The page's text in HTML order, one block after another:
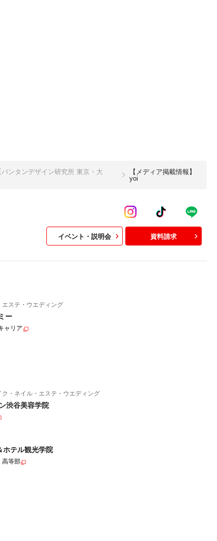
ンタンデザイン研究所 東京・大
【メディア掲載情報】
yoi
イベント・説明会 資料請求
ステ・ウエディング
ー
ャリア
ク・ネイル・エステ・ウエディング
渋谷美容学院
ホテル観光学院
高等部